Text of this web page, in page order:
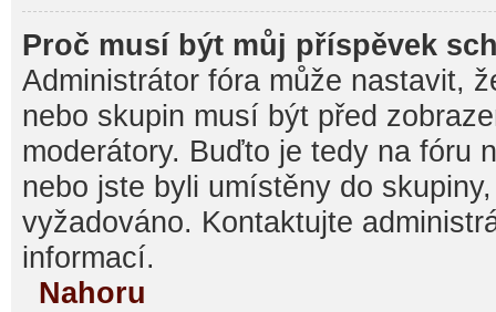
Proč musí být můj příspěvek
Administrátor fóra může nastavit,
nebo skupin musí být před
moderátory. Buďto je tedy na fóru
nebo jste byli umístěny do
vyžadováno. Kontaktujte
informací.
Nahoru